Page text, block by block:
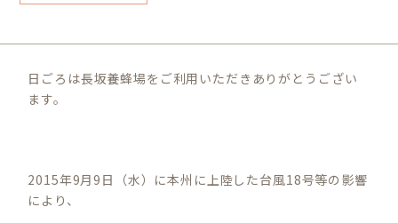
日ごろは長坂養蜂場をご利用いただきありがとうござい
ます。
2015年9月9日（水）に本州に上陸した台風18号等の影響
により、